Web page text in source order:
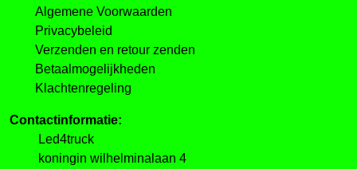
Algemene Voorwaarden
Privacybeleid
Verzenden en retour zenden
Betaalmogelijkheden
Klachtenregeling
Contactinformatie:
Led4truck
koningin wilhelminalaan 4